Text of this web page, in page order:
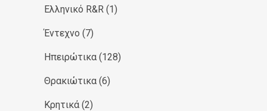
Ελληνικό R&R (1)
Έντεχνο (7)
Ηπειρώτικα (128)
Θρακιώτικα (6)
Κρητικά (2)